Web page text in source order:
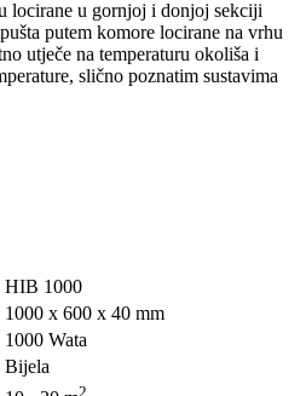
locirane u gornjoj i donjoj sekciji
putem komore locirane na vrhu
utječe na temperaturu okoliša i
slično poznatim sustavima
HIB 1000
1000 x 600 x 40 mm
1000 Wata
Bijela
2